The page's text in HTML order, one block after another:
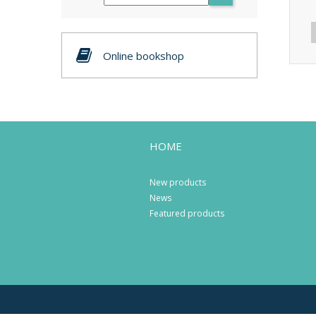
Online bookshop
HOME
New products
News
Featured products